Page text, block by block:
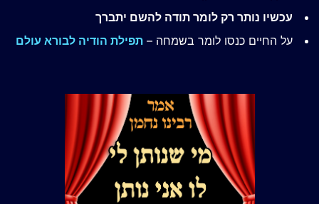
עכשיו נותר רק לומר תודה להשם יתברך
על החיים כנסו לומר בשמחה – תפילת הודיה לבורא עולם